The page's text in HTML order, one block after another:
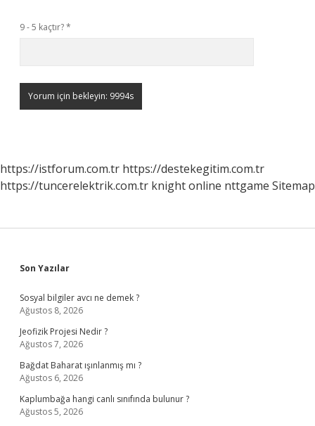
9 - 5 kaçtır?*
https://istforum.com.tr https://destekegitim.com.tr
https://tuncerelektrik.com.tr knight online nttgame Sitemap
Sidebar
Son Yazılar
Sosyal bilgiler avcı ne demek ?
Ağustos 8, 2026
Jeofizik Projesi Nedir ?
Ağustos 7, 2026
Bağdat Baharat ışınlanmış mı ?
Ağustos 6, 2026
Kaplumbağa hangi canlı sınıfında bulunur ?
Ağustos 5, 2026